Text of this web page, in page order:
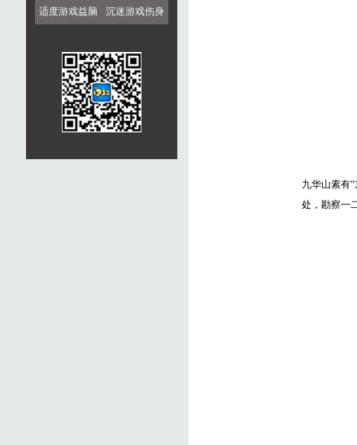
适度游戏益脑
沉迷游戏伤身
九华山素有
处，勘察一